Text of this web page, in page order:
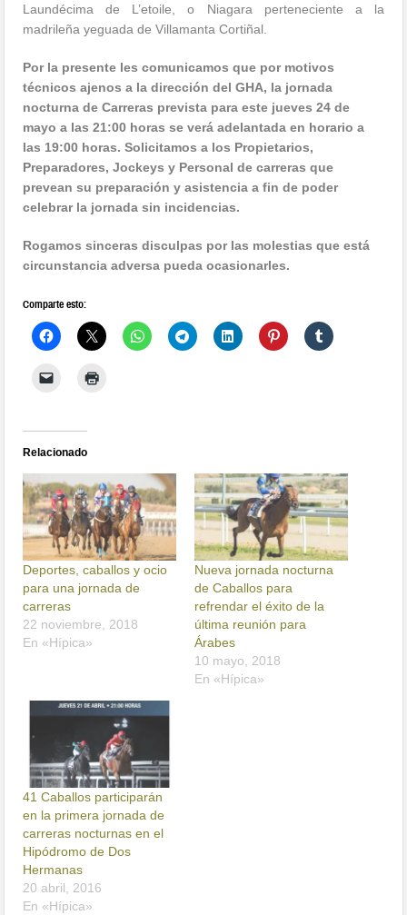
Laundécima de L’etoile, o Niagara perteneciente a la
madrileña yeguada de Villamanta Cortiñal.
Por la presente les comunicamos que por motivos
técnicos ajenos a la direccióndel GHA, la jornada
nocturna de Carreras prevista para este jueves 24 de
mayo a las 21:00 horas se verá adelantada en horario a
las 19:00 horas. Solicitamos a los Propietarios,
Preparadores, Jockeys y Personal de carreras que
prevean su preparación y asistencia a fin de poder
celebrar la jornada sin incidencias.
Rogamos sinceras disculpas por las molestias que está
circunstancia adversa pueda ocasionarles.
Comparte esto:
Relacionado
Deportes, caballos y ocio
para una jornada de
carreras
22 noviembre, 2018
En «Hípica»
Nueva jornada nocturna
de Caballos para
refrendar el éxito de la
última reunión para
Árabes
10 mayo, 2018
En «Hípica»
41 Caballos participarán
en la primera jornada de
carreras nocturnas en el
Hipódromo de Dos
Hermanas
20 abril, 2016
En «Hípica»